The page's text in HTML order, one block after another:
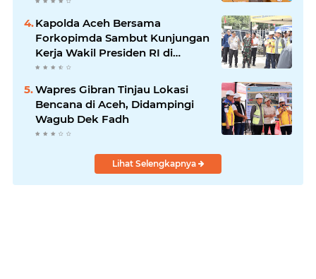
Kapolda Aceh Bersama
Forkopimda Sambut Kunjungan
Kerja Wakil Presiden RI di
Kabupaten Bireuen
Wapres Gibran Tinjau Lokasi
Bencana di Aceh, Didampingi
Wagub Dek Fadh
Lihat Selengkapnya